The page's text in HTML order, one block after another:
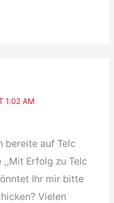
1:02 AM
bereite auf Telc
,,Mit Erfolg zu Telc
Ihr mir bitte
Vielen